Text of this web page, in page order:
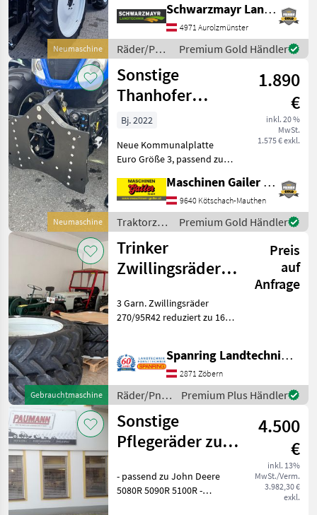
Neumaschine
aus: - 2 Stk. Fixfelgen mit
BKT 270/80R36 TL Agrimax
RT 9
Schwarzmayr Landtechnik GmbH - Aurolzmünster
4971 Aurolzmünster
Räder/Pneu/Felgen
/ BKT
Premium Gold Händler
Neumaschine
Sonstige
Thanhofer
Kommunalplatte
1.890
€
inkl. 20 %
MwSt.
1.575 € exkl.
Bj. 2022
Neue Kommunalplatte
Euro Größe 3, passend zu
Serien New Holland T5
Auto Command und T5
Dynamic Command, Steyr
Expert, Case Vestrum. Wi
Maschinen Gailer GmbH
9640 Kötschach-Mauthen
Traktorzubehör
/ Sonstige
Premium Gold Händler
Gebrauchtmaschine
Trinker
Zwillingsräder
zu 34"
Preis
auf
Anfrage
3 Garn. Zwillingsräder
270/95R42 reduziert zu 16,
Anbauteilen passend für
alle Traktore INVENTUR -
ABVERKAUF Räder/Pne
Spanring Landtechnik Gmbh
2871 Zöbern
Räder/Pneu/Felgen
/ Trinker
Premium Plus Händler
Sonstige
Pflegeräder zu
5080R 5090R
4.500
€
inkl. 13%
MwSt./Verm.
3.982,30 €
exkl.
- passend zu John Deere
5080R 5090R 5100R -